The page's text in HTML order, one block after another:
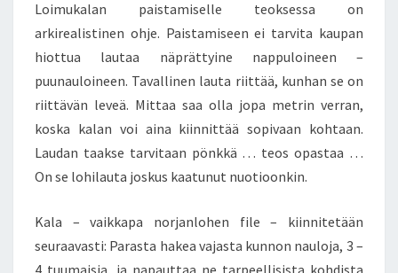
Loimukalan paistamiselle teoksessa on
arkirealistinen ohje. Paistamiseen ei tarvita kaupan
hiottua lautaa näprättyine nappuloineen –
puunauloineen. Tavallinen lauta riittää, kunhan se on
riittävän leveä. Mittaa saa olla jopa metrin verran,
koska kalan voi aina kiinnittää sopivaan kohtaan.
Laudan taakse tarvitaan pönkkä … teos opastaa …
On se lohilauta joskus kaatunut nuotioonkin.
Kala – vaikkapa norjanlohen file – kiinnitetään
seuraavasti: Parasta hakea vajasta kunnon nauloja, 3 –
4 tuumaisia, ja napauttaa ne tarpeellisista kohdista